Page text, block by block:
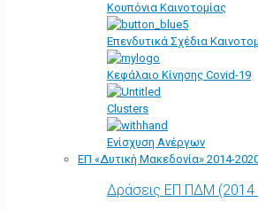
Κουπόνια Καινοτομίας
Επενδυτικά Σχέδια
Κεφάλαιο Κίνησης Covid-19
Clusters
Ενίσχυση Ανέργων
ΕΠ «Δυτική Μακεδονία» 2014-
Δράσεις ΕΠ ΠΔΜ (2014